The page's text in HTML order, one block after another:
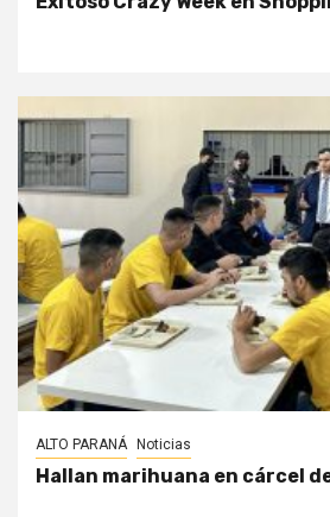
ALTO PARANÁ Noticias
Hallan marihuana en cárcel